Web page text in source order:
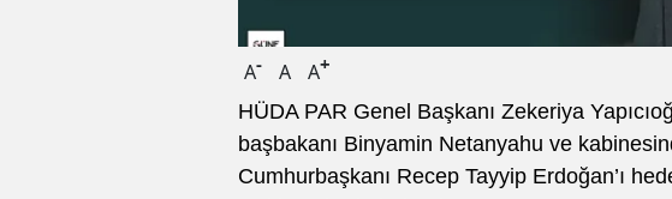
A- A A+
HÜDA PAR Genel Başkanı Zekeriya
başbakanı Binyamin Netanyahu ve
Cumhurbaşkanı Recep Tayyip Erdoğan’ı